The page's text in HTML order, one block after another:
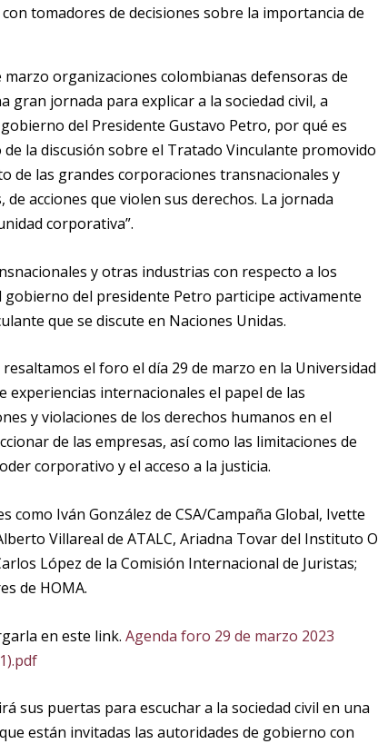
tomadores de decisiones sobre la importancia de
marzo organizaciones colombianas defensoras de
jornada para explicar a la sociedad civil, a
del Presidente Gustavo Petro, por qué es
la discusión sobre el Tratado Vinculante promovido
de las grandes corporaciones transnacionales y
acciones que violen sus derechos. La jornada
corporativa”.
y otras industrias con respecto a los
gobierno del presidente Petro participe activamente
que se discute en Naciones Unidas.
resaltamos elforo el día 29 de marzo en la Universidad
internacionales el papel de las
y violaciones de los derechos humanos en el
de las empresas, así como las limitaciones de
corporativo y el acceso a la justicia.
Iván González de CSA/Campaña Global, Ivette
Villareal de ATALC, Ariadna Tovar del Instituto O
López de la Comisión Internacional de Juristas;
de HOMA.
en este link.Agenda foro 29 de marzo 2023
sus puertas para escuchar a la sociedad civil en una
están invitadas las autoridades de gobierno con